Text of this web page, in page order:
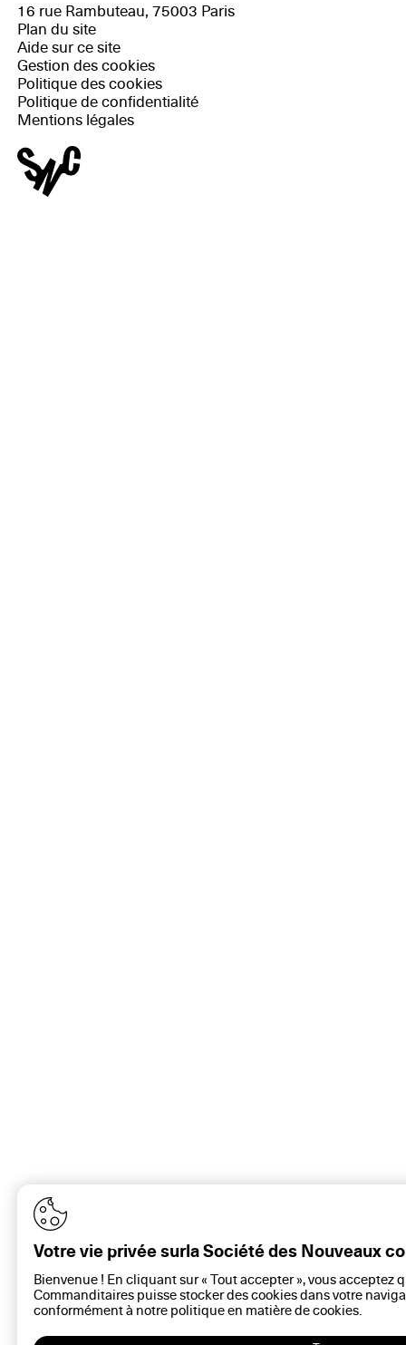
16 rue Rambuteau, 75003 Paris
Plan du site
Aide sur ce site
Gestion des cookies
Politique des cookies
Politique de confidentialité
Mentions légales
Votre vie privée surla Société des Nouveaux
Bienvenue ! En cliquant sur « Tout accepter », vous acceptez
Commanditaires puisse stocker des cookies dans votre
conformément à notre politique en matière decookies.